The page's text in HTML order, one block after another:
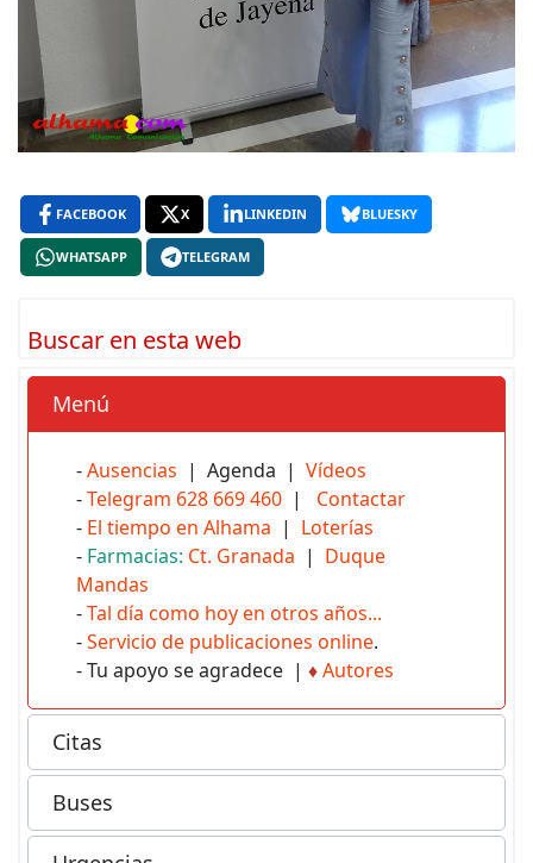
FACEBOOK X LINKEDIN BLUESKY
WHATSAPP TELEGRAM
Buscar en esta web
Menú
-Ausencias | Agenda | Vídeos
-Telegram 628 669 460 | Contactar
- El tiempo en Alhama | Loterías
- Farmacias: Ct. Granada | Duque
Mandas
-Tal día como hoy en otros años...
-Servicio de publicaciones online.
- Tu apoyo se agradece | ♦Autores
Citas
Buses